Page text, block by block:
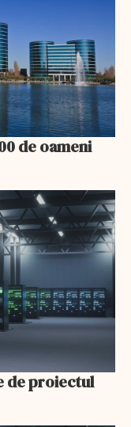
de oameni
de proiectul